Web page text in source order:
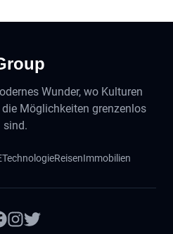
Wunder, wo Kulturen
Möglichkeiten grenzenlos
sind.
TechnologieReisenImmobilien